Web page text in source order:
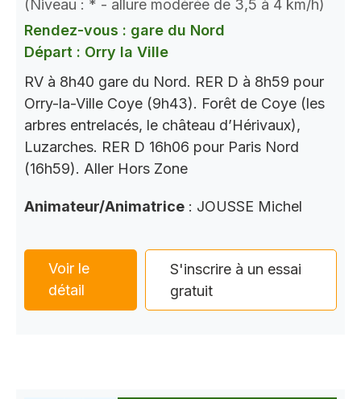
(Niveau : * - allure modérée de 3,5 à 4 km/h)
Rendez-vous : gare du Nord
Départ : Orry la Ville
RV à 8h40 gare du Nord. RER D à 8h59 pour
Orry-la-Ville Coye (9h43). Forêt de Coye (les
arbres entrelacés, le château d’Hérivaux),
Luzarches. RER D 16h06 pour Paris Nord
(16h59). Aller Hors Zone
Animateur/Animatrice : JOUSSE Michel
Voir le
détail
S'inscrire à un essai
gratuit